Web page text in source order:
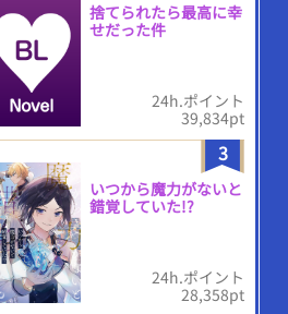
捨てられたら最高に幸
せだった件
24h.ポイント
39,834pt
3
いつから魔力がないと
錯覚していた!?
24h.ポイント
28,358pt